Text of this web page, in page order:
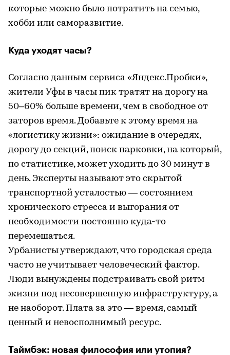
которые можно было потратить на семью,
хобби или саморазвитие.
Куда уходят часы?
Согласно данным сервиса «Яндекс.Пробки»,
жители Уфы в часы пик тратят на дорогу на
50–60% больше времени, чем в свободное от
заторов время. Добавьте к этому время на
«логистику жизни»: ожидание в очередях,
дорогу до секций, поиск парковки, на который,
по статистике, может уходить до 30 минут в
день. Эксперты называют это скрытой
транспортной усталостью — состоянием
хронического стресса и выгорания от
необходимости постоянно куда-то
перемещаться.
Урбанисты утверждают, что городская среда
часто не учитывает человеческий фактор.
Люди вынуждены подстраивать свой ритм
жизни под несовершенную инфраструктуру, а
не наоборот. Плата за это — время, самый
ценный и невосполнимый ресурс.
Таймбэк: новая философия или утопия?